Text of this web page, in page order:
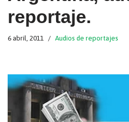
reportaje.
6 abril, 2011 Audios de reportajes